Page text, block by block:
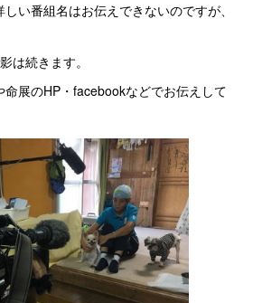
い番組名はお伝えできないのですが、
は続きます。
展のHP・facebookなどでお伝えして